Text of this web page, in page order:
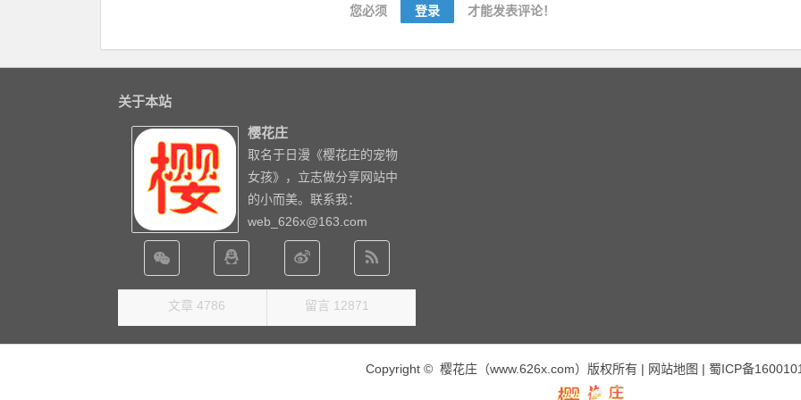
您必须 登录 才能发表评论！
关于本站
樱花庄
取名于日漫《樱花庄的宠物
女孩》，立志做分享网站中
的小而美。联系我：
web_626x@163.com
文章 4786 留言 12871
Copyright © 樱花庄（www.626x.com）版权所有 | 网站地图 | 蜀ICP备